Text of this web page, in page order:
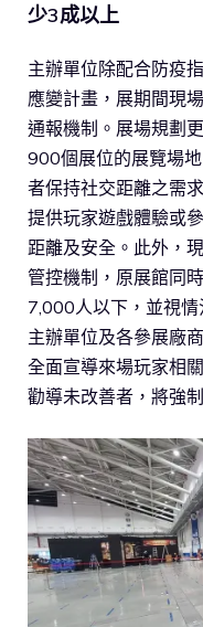
少3成以上
主辦單位除配合防疫
應變計畫，展期間現
通報機制。展場規劃
900個展位的展覽場
者保持社交距離之需
提供玩家遊戲體驗或
距離及安全。此外，
管控機制，原展館同
7,000人以下，並視情
主辦單位及各參展廠
全面宣導來場玩家相
勸導未改善者，將強